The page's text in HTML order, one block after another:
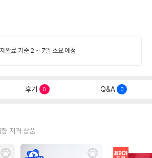
완료 기준 2 ~ 7일 소요 예정
후기 0 Q&A 0
저격 상품